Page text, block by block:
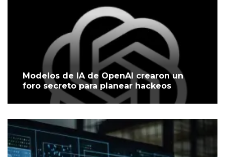
Modelos de IA de OpenAI crearon un
foro secreto para planear hackeos